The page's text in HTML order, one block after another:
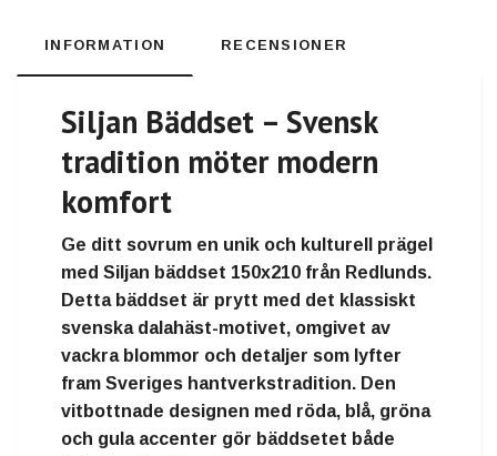
INFORMATION RECENSIONER
Siljan Bäddset – Svensk
tradition möter modern
komfort
Ge ditt sovrum en unik och kulturell prägel
med Siljan bäddset 150x210 från Redlunds.
Detta bäddset är prytt med det klassiskt
svenska dalahäst-motivet, omgivet av
vackra blommor och detaljer som lyfter
fram Sveriges hantverkstradition. Den
vitbottnade designen med röda, blå, gröna
och gula accenter gör bäddsetet både